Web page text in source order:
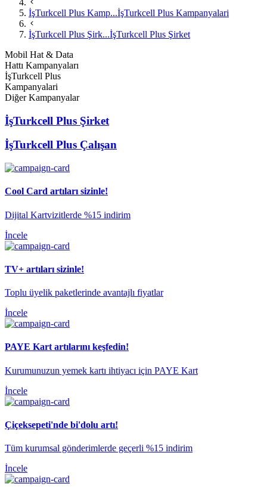
İşTurkcell Plus Kamp...İşTurkcell Plus Kampanyalari
İşTurkcell Plus Şirk...İşTurkcell Plus Şirket
Mobil Hat & Data
Hattı Kampanyaları
İşTurkcell Plus
Kampanyalari
Diğer Kampanyalar
İşTurkcell Plus Şirket
İşTurkcell Plus Çalışan
Cool Card artıları sizinle!
​Dijital Kartvizitlerde %15 indirim
İncele
TV+ artıları sizinle!
Toplu üyelik paketlerinde avantajlı fiyatlar
İncele
PAYE Kart artılarını keşfedin!
​Kurumunuzun yemek kartı ihtiyacı için PAYE Kart
İncele
​Çiçeksepeti'nde bi'dolu artı!
Tüm kurumsal gönderimlerde geçerli %15 indirim​
İncele